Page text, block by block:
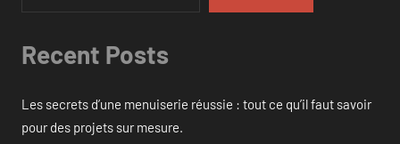
Recent Posts
Les secrets d’une menuiserie réussie : tout ce qu’il faut savoir
pour des projets sur mesure.